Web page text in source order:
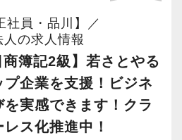
採用を行っています。
の支援に特化した税理士
ンチャー企業から大学教
ですが、共通しているの
成長していく過程で、必
のが大きな強み。
No1はGemstone税理士法
お客様も多いです。
く一緒に貢献の場を広げ
目指します。
社員・品川】／
の求人情報
商簿記2級】若さとやる
企業を支援！ビジネ
実感できます！クラ
ス化推進中！